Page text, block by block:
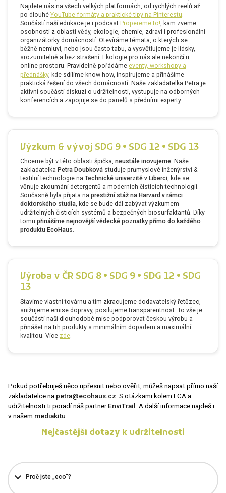
Najdete nás na všech velkých platformách, od rychlých reelů až
po dlouhé YouTube formáty a praktické tipy na Pinterestu
Součástí naší edukace je i podcast Propereme to! , kam zveme
osobnosti z oblasti vědy, ekologie, chemie, zdraví i profesionální
organizátorky domácností. Otevíráme témata, o kterých se
běžně nemluví, nebo jsou často tabu, a vysvětlujeme je lidsky,
srozumitelně a bez strašení. Ekologie pro nás ale nekončí u
online prostoru. Pravidelně pořádáme eventy, workshopy a
přednášky, kde sdílíme know-how, inspirujeme a přinášíme
praktická řešení do všech domácností. Naše zakladatelka Petra je
aktivní součástí diskuzí o udržitelnosti, vystupuje na odborných
konferencích a zapojuje se do panelů s předními experty.
Výzkum & vývoj SDG 9 • SDG 12 • SDG 13
Chceme být v této oblasti špička, neustále inovujeme. Naše
zakladatelka Petra Doubková studuje průmyslové inženýrství &
textilní technologie na Technické univerzitě v Liberci, kde se
věnuje zkoumání detergentů a moderních čisticích technologií.
Současně byla přijata na prestižní stáž na Harvard v rámci
doktorského studia, kde se bude dál zabývat výzkumem
udržitelných čisticích systémů a bezpečných biosurfaktantů. Díky
tomu přinášíme nejnovější vědecké poznatky přímo do každého
produktu EcoHaus.
Výroba v ČR SDG 8 • SDG 9 • SDG 12 • SDG
13
Stavíme vlastní továrnu a tím zkracujeme dodavatelský řetězec,
snižujeme emise dopravy, posilujeme transparentnost. To vše je
součástí naší dlouhodobé mise podporovat českou výrobu a
přinášet na trh produkty s minimálním dopadem a maximální
kvalitou. Více zde.
Pokud potřebuješ něco upřesnit nebo ověřit, můžeš napsat přímo naší
zakladatelce na petra@ecohaus.cz . S otázkami kolem LCA a
udržitelnosti ti poradí náš partner EnviTrail
. A další informace najdeš i
v našem mediakitu
Nejčastější dotazy k udržitelnosti
Proč jste „eco“?